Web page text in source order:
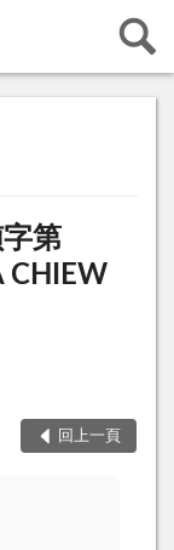
第
CHIEW
回上一頁